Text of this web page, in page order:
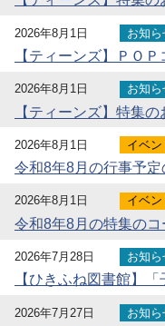
2026年8月1日 お知ら
【ティーンズ】ＰＯ
2026年8月1日 お知ら
【ティーンズ】特集
2026年8月1日 イベン
令和8年8月の行事予
2026年8月1日 イベン
令和8年8月の特集の
2026年7月28日 お知ら
【ひきふね図書館】
2026年7月27日 お知ら